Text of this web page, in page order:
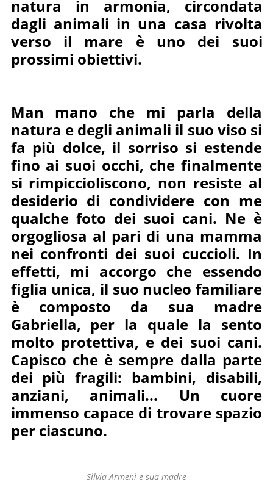
natura in armonia, circondata
dagli animali in una casa rivolta
verso il mare è uno dei suoi
prossimi obiettivi.
Man mano che mi parla della
natura e degli animali il suo viso si
fa più dolce, il sorriso si estende
fino ai suoi occhi, che finalmente
si rimpiccioliscono, non resiste al
desiderio di condividere con me
qualche foto dei suoi cani. Ne è
orgogliosa al pari di una mamma
nei confronti dei suoi cuccioli. In
effetti, mi accorgo che essendo
figlia unica, il suo nucleo familiare
è composto da sua madre
Gabriella, per la quale la sento
molto protettiva, e dei suoi cani.
Capisco che è sempre dalla parte
dei più fragili: bambini, disabili,
anziani, animali... Un cuore
immenso capace di trovare spazio
per ciascuno.
Silvia Armeni e sua madre